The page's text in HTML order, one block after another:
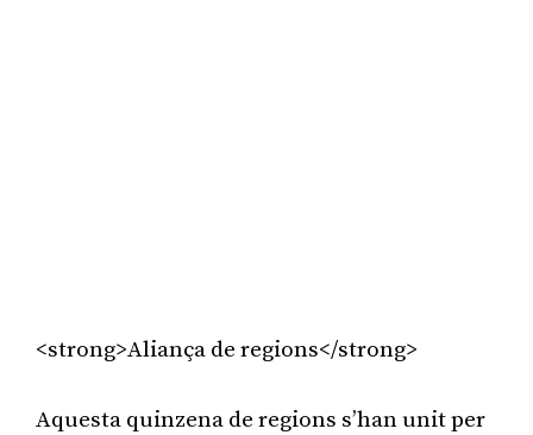
<strong>Aliança de regions</strong>
Aquesta quinzena de regions s’han unit per